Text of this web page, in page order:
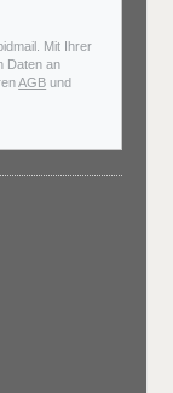
Mit Ihrer
Daten an
AGB und